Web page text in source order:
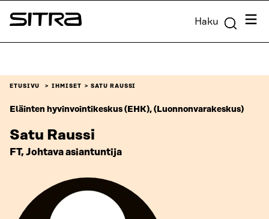
Siirry
suoraan
Sitra Haku
ETUSIVU IHMISET SATU RAUSSI
Eläinten hyvinvointikeskus (EHK), (Luonnonvarakeskus)
Satu Raussi
FT, Johtava asiantuntija